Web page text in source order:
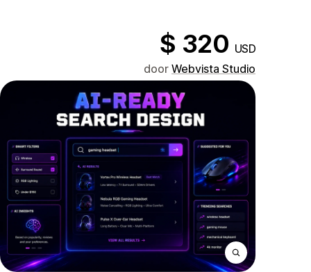
$ 320 USD
door Webvista Studio